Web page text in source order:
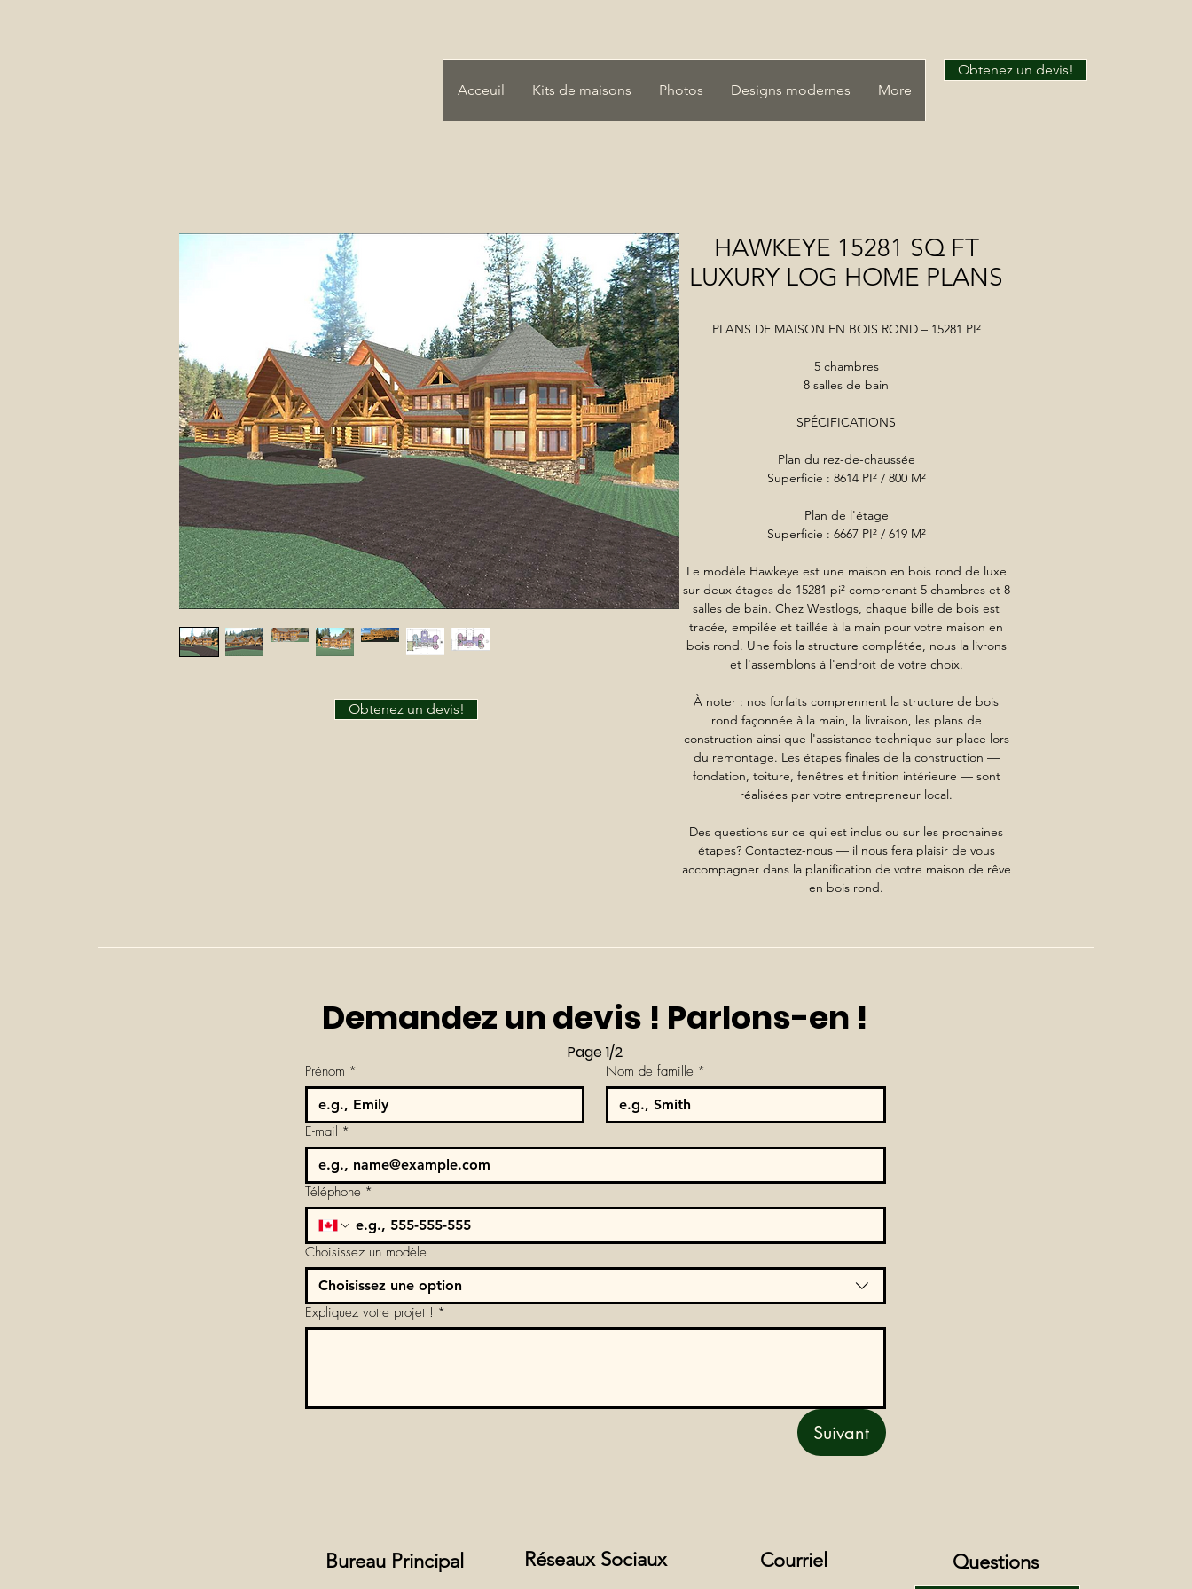
Acceuil Kits de maisons Photos Designs modernes More
Obtenez un devis!
HAWKEYE 15281 SQ FT
LUXURY LOG HOME PLANS
PLANS DE MAISON EN BOIS ROND – 15281 PI²
5 chambres
8 salles de bain
SPÉCIFICATIONS
Plan du rez-de-chaussée
Superficie : 8614 PI² / 800 M²
Plan de l'étage
Superficie : 6667 PI² / 619 M²
Le modèle Hawkeye est une maison en bois rond de luxe
sur deux étages de 15281 pi² comprenant 5 chambres et 8
salles de bain. Chez Westlogs, chaque bille de bois est
tracée, empilée et taillée à la main pour votre maison en
bois rond. Une fois la structure complétée, nous la livrons
et l'assemblons à l'endroit de votre choix.
À noter : nos forfaits comprennent la structure de bois
rond façonnée à la main, la livraison, les plans de
construction ainsi que l'assistance technique sur place lors
du remontage. Les étapes finales de la construction —
fondation, toiture, fenêtres et finition intérieure — sont
réalisées par votre entrepreneur local.
Des questions sur ce qui est inclus ou sur les prochaines
étapes? Contactez-nous — il nous fera plaisir de vous
accompagner dans la planification de votre maison de rêve
en bois rond.
Obtenez un devis!
Demandez un devis ! Parlons-en !
Page 1/2
Prénom * Nom de famille *
E-mail *
Téléphone *
Choisissez un modèle
Choisissez une option
Expliquez votre projet ! *
Suivant
Bureau Principal Réseaux Sociaux Courriel Questions